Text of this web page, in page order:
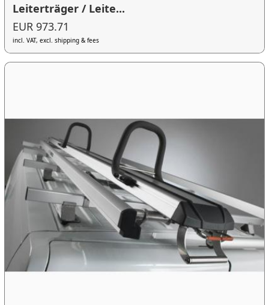
Leiterträger / Leite...
EUR 973.71
incl. VAT, excl. shipping & fees